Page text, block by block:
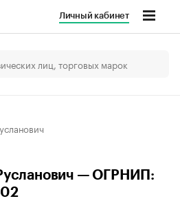
Личный кабинет
— ОГРНИП: